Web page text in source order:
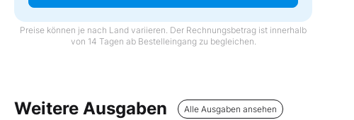
Preise können je nach Land variieren. Der Rechnungsbetrag ist innerhalb
von 14 Tagen ab Bestelleingang zu begleichen.
Weitere Ausgaben Alle Ausgaben ansehen